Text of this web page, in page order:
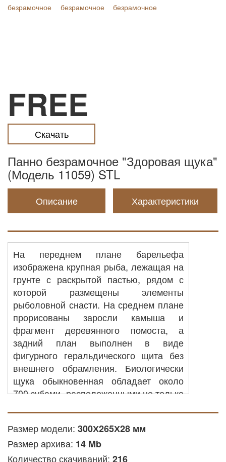
FREE
Скачать
Панно безрамочное "Здоровая щука"
(Модель 11059) STL
Описание Характеристики
На переднем плане барельефа
изображена крупная рыба, лежащая на
грунте с раскрытой пастью, рядом с
которой размещены элементы
рыболовной снасти. На среднем плане
прорисованы заросли камыша и
фрагмент деревянного помоста, а
задний план выполнен в виде
фигурного геральдического щита без
внешнего обрамления. Биологически
щука обыкновенная обладает около
700 зубами, расположенными не только
удерживать добычу. Барельеф
подходит для оформления интерьеров
охотничьих домиков, бань,
Размер модели: 300Х265Х28 мм
Размер архива: 14 Mb
Количество скачиваний: 216